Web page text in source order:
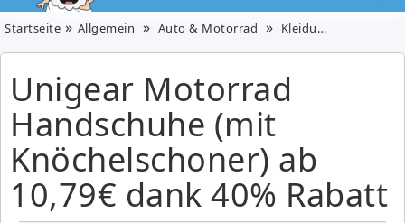
Startseite Allgemein Auto & Motorrad Kleidung, Schuhe & Uhren
Unigear Motorrad
Handschuhe (mit
Knöchelschoner) ab
10,79€ dank 40% Rabatt